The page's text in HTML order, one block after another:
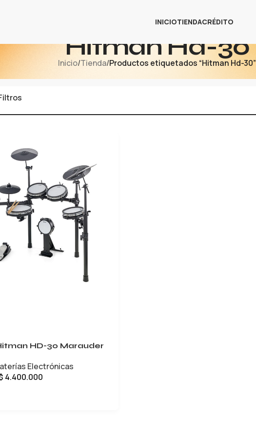
INICIOTIENDACRÉDITO
Hitman Hd-30
Inicio/Tienda/Productos etiquetados “Hitman Hd-30”
HD-30 Marauder
Electrónicas
4.400.000